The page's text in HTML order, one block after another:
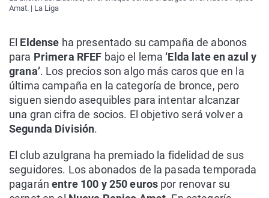
Amat. | La Liga
El Eldense ha presentado su campaña de abonos
para Primera RFEF bajo el lema ‘Elda late en azul y
grana’. Los precios son algo más caros que en la
última campaña en la categoría de bronce, pero
siguen siendo asequibles para intentar alcanzar
una gran cifra de socios. El objetivo será volver a
Segunda División.
El club azulgrana ha premiado la fidelidad de sus
seguidores. Los abonados de la pasada temporada
pagarán entre 100 y 250 euros por renovar su